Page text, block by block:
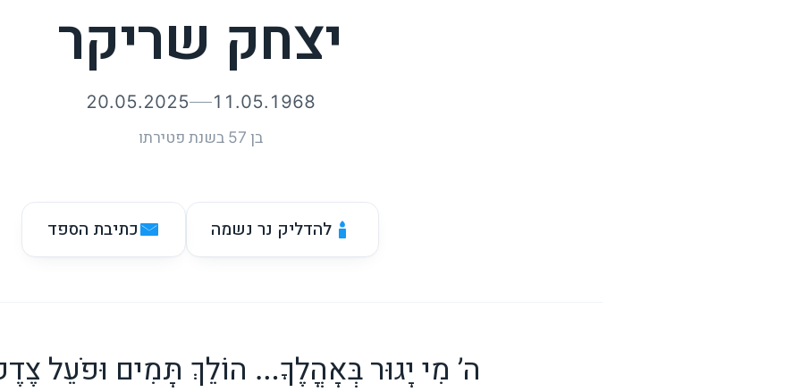
יצחק שריקר
11.05.1968
20.05.2025
בן 57 בשנת פטירתו
להדליק נר נשמה כתיבת הספד
ה’ מִי יָגוּר בְּאָהֳלֶךָ… הוֹלֵךְ תָּמִים וּפֹעֵל